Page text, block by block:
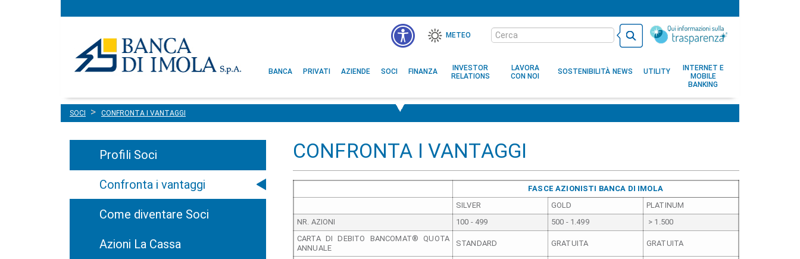
METEO
Cerca
nel
sito
principale
BANCA PRIVATI AZIENDE SOCI FINANZA
INVESTOR
RELATIONS
LAVORA
CON NOI
SOSTENIBILITÀ NEWS UTILITY
INTERNET E
MOBILE
BANKING
SOCI CONFRONTA I VANTAGGI
Profili Soci
Confronta i vantaggi
Come diventare Soci
Azioni La Cassa
CONFRONTA I VANTAGGI
FASCE AZIONISTI BANCA DI IMOLA
SILVER
GOLD
PLATINUM
NR. AZIONI
100 - 499 500 - 1.499
> 1.500
CARTA DI DEBITO BANCOMAT® QUOTA
ANNUALE
STANDARD GRATUITA GRATUITA